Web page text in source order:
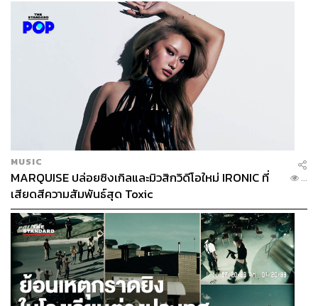
MUSIC
MARQUISE ปล่อยซิงเกิลและมิวสิกวิดีโอใหม่ IRONIC ที่
เสียดสีความสัมพันธ์สุด Toxic
...